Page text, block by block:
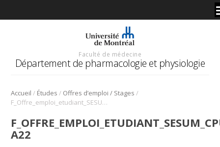
Faculté de médecine
Département de pharmacologie et physiologie
Accueil / Études / Offres d’emploi / Stages /
F_Offre_emploi_etudiant_SESUM_CPU_E-A22
A22